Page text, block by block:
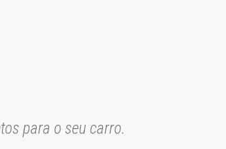
para o seu carro.